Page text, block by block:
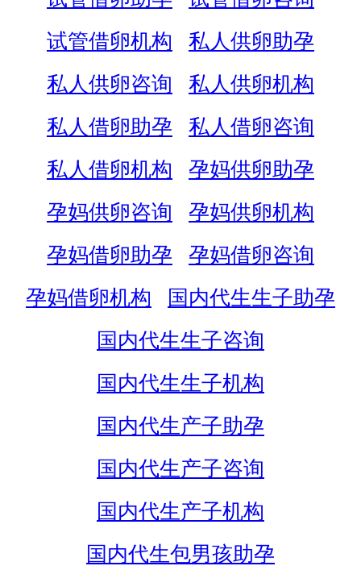
试管借卵机构
私人供卵助孕
私人供卵咨询
私人供卵机构
私人借卵助孕
私人借卵咨询
私人借卵机构
孕妈供卵助孕
孕妈供卵咨询
孕妈供卵机构
孕妈借卵助孕
孕妈借卵咨询
孕妈借卵机构
国内代生生子助孕
国内代生生子咨询
国内代生生子机构
国内代生产子助孕
国内代生产子咨询
国内代生产子机构
国内代生包男孩助孕